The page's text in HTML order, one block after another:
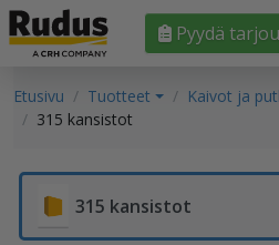
Pyydä
Etusivu Tuotteet Kaivot ja
315 kansistot
315 kansistot